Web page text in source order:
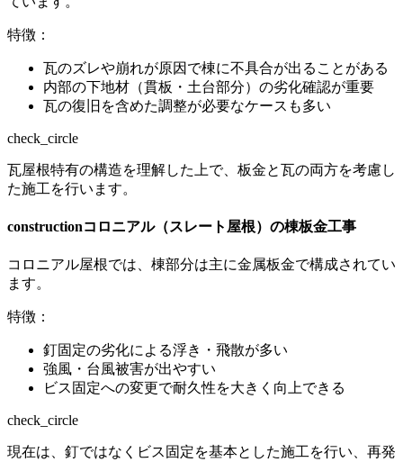
特徴：
瓦のズレや崩れが原因で棟に不具合が出ることがある
内部の下地材（貫板 ・土台部分）の劣化確認が重要
瓦の復旧を含めた調整が必要なケースも多い
check_circle
瓦屋根特有の構造を理解した上で、板金と瓦の両方を考慮し
た施工を行います。
constructionコロニアル（スレート屋根）の棟板金工事
コロニアル屋根では、棟部分は主に金属板金で構成されてい
ます。
特徴：
釘固定の劣化による浮き・飛散が多い
強風・台風被害が出やすい
ビス固定への変更で耐久性を大きく向上できる
check_circle
現在は、釘ではなくビス固定を基本とした施工を行い、再発